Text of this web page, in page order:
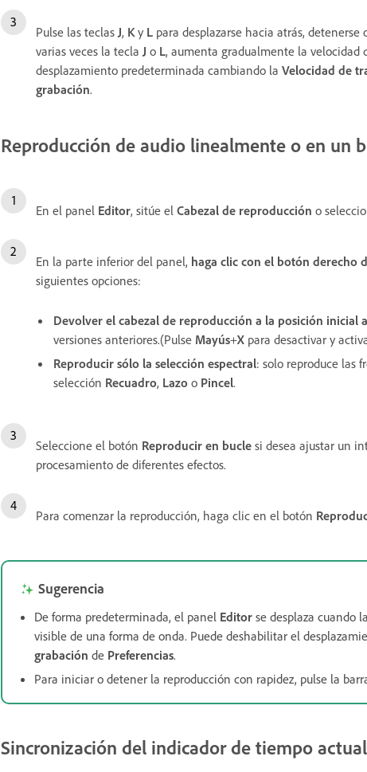
Pulse las teclas J, K y L para desplazarse hacia atrás,
varias veces la tecla J o L, aumenta gradualmente la velocidad
desplazamiento predeterminada cambiando la Velocidad de
grabación.
Reproducción de audio linealmente o en un
En el panel Editor, sitúe el Cabezal de reproducción o
En la parte inferior del panel, haga clic con el botón derecho
siguientes opciones:
Devolver el cabezal de reproducción a la posición inicial
versiones anteriores.(Pulse Mayús+X para desactivar y
Reproducir sólo la selección espectral: solo reproduce las
selección Recuadro, Lazo o Pincel.
Seleccione el botón Reproducir en bucle si desea ajustar un
procesamiento de diferentes efectos.
Para comenzar la reproducción, haga clic en el botón
Sugerencia
De forma predeterminada, el panel Editor se desplaza cuando
visible de una forma de onda. Puede deshabilitar el
grabación de Preferencias.
Para iniciar o detener la reproducción con rapidez, pulse la
Sincronización del indicador de tiempo